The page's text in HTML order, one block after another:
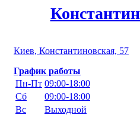
Киев, Константиновская, 57
График работы
Пн-Пт 09:00-18:00
Сб
09:00-18:00
Вс
Выходной